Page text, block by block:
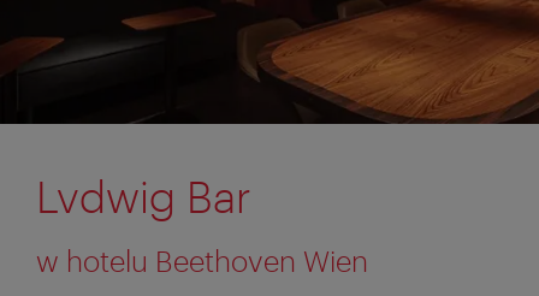
Lvdwig Bar
w hotelu Beethoven Wien